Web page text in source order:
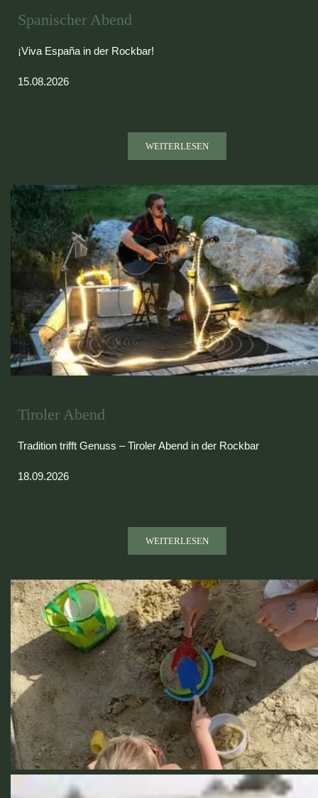
Spanischer Abend
¡Viva España in der Rockbar!
15.08.2026
WEITERLESEN
Tiroler Abend
Tradition trifft Genuss – Tiroler Abend in der Rockbar
18.09.2026
WEITERLESEN